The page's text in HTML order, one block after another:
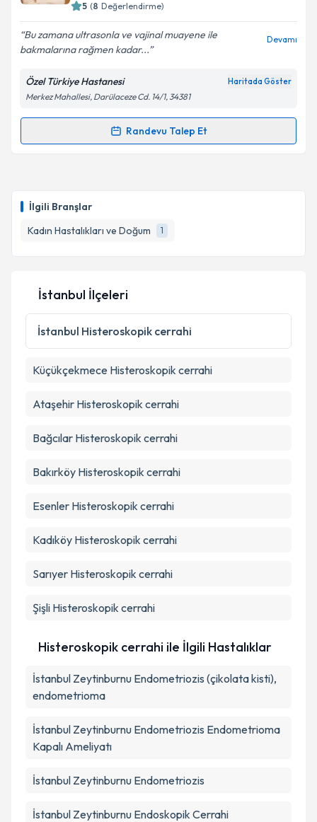
İlgili Branşlar
Kadın Hastalıkları ve Doğum
1
5 (8 Değerlendirme)
Bu zamana ultrasonla ve vajinal muayene ile
bakmalarına rağmen kadar...
Devamı
Özel Türkiye Hastanesi Haritada Göster
Merkez Mahallesi, Darülaceze Cd. 14/1, 34381
Randevu Talep Et
Randevu Takvimi Talebi
için bir takvim hazırlandığında e-posta ile
bilgilendireceğiz.
E-posta Adresiniz
Kişisel verilerimin işlenmesine ilişkin
Metni'ni okudum ve kişisel verilerimin belirtilen
Takvim Talebini Gönder
İstanbul İlçeleri
İstanbul Histeroskopik cerrahi
Küçükçekmece Histeroskopik cerrahi
Ataşehir Histeroskopik cerrahi
Bağcılar Histeroskopik cerrahi
Bakırköy Histeroskopik cerrahi
Esenler Histeroskopik cerrahi
Kadıköy Histeroskopik cerrahi
Sarıyer Histeroskopik cerrahi
Şişli Histeroskopik cerrahi
Histeroskopik cerrahi ile İlgili Hastalıklar
İstanbul Zeytinburnu Endometriozis (çikolata kisti),
endometrioma
İstanbul Zeytinburnu Endometriozis Endometrioma
Kapalı Ameliyatı
İstanbul Zeytinburnu Endometriozis
İstanbul Zeytinburnu Endoskopik Cerrahi